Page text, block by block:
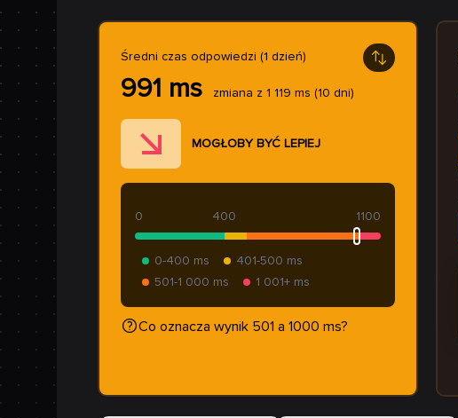
Średni czas odpowiedzi (1 dzień)
991 ms zmiana z 1 119 ms (10 dni)
MOGŁOBY BYĆ LEPIEJ
400
0 1100
0-400 ms
401-500 ms
501-1 000 ms
1 001+ ms
Co oznacza wynik 501 a 1000 ms?